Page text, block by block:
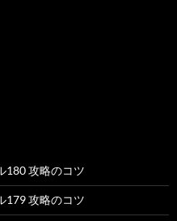
180 攻略のコツ
179 攻略のコツ